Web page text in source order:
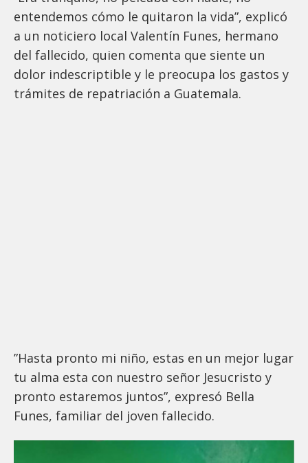
entendemos cómo le quitaron la vida”, explicó
a un noticiero local Valentín Funes, hermano
del fallecido, quien comenta que siente un
dolor indescriptible y le preocupa los gastos y
trámites de repatriación a Guatemala.
”Hasta pronto mi niño, estas en un mejor lugar
tu alma esta con nuestro señor Jesucristo y
pronto estaremos juntos”, expresó Bella
Funes, familiar del joven fallecido.